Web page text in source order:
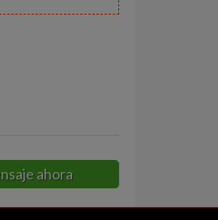
ahora